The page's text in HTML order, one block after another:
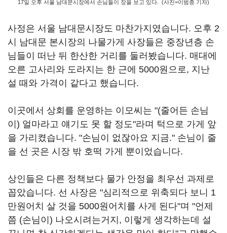
17일 오후 서울 남대문시장에서 손님들이 장을 보고 있다. (사진=이범종 기자)
사정은 서울 남대문시장도 마찬가지였습니다. 오후 2
시 남대문 본시장의 나물가게 사장들은 중장년층 손
님들이 떠난 뒤 한산한 거리를 둘러봤습니다. 매대에
오른 고사리와 도라지는 한 근에 5000원으로, 지난
설 때와 가격이 같다고 했습니다.
이곳에서 상회를 운영하는 이모씨는 "(줄어든 손님
이) 얼마라고 얘기도 못 할 정도"라며 턱으로 가게 앞
을 가리켰습니다. "손님이 없잖아요 지금." 손님이 줄
을 선 곳은 시장 밖 호떡 가게 뿐이었습니다.
상인들은 다른 정책보다 물가 안정을 최우선 과제로
꼽았습니다. 선 사장은 "심리적으로 위축되다 보니 1
만원어치 살 것을 5000원어치를 사게 된다"며 "언제
쯤 (손님이) 나오시려는거지, 이렇게 생각하는데 설